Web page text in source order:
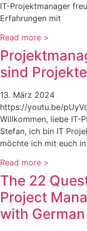
IT-Projektmanager
Erfahrungen mit
Read more >
sind
13. März 2024
https://youtu.be/
Willkommen, liebe IT-
Stefan, ich bin IT
möchte ich mit euch in
Read more >
The 22
Project
with